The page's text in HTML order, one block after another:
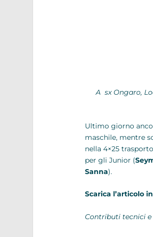
A sx Ongaro,
Ultimo giorno
maschile, mentre
nella 4×25
per gli Junior (
Sanna).
Scarica l’articolo
Contributi tecnici